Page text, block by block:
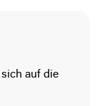
auf die